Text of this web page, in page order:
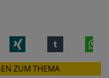
tumblr
ZUM THEMA